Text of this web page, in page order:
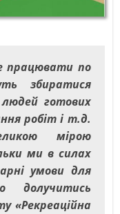
працювати по
збиратися
готових
робіт і т.д.
мірою
ми в силах
умови для
долучитись
«Рекреаційна